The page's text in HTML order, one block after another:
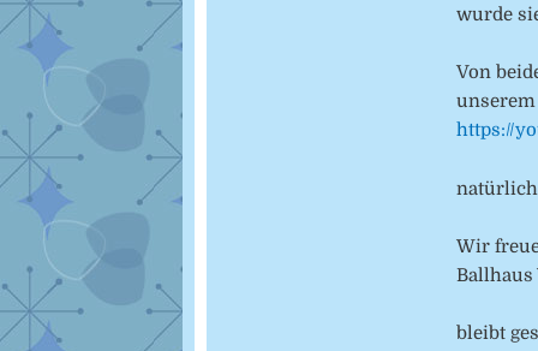
wurde
Von
unserem
https://
Wir
Ballhaus
bleibt